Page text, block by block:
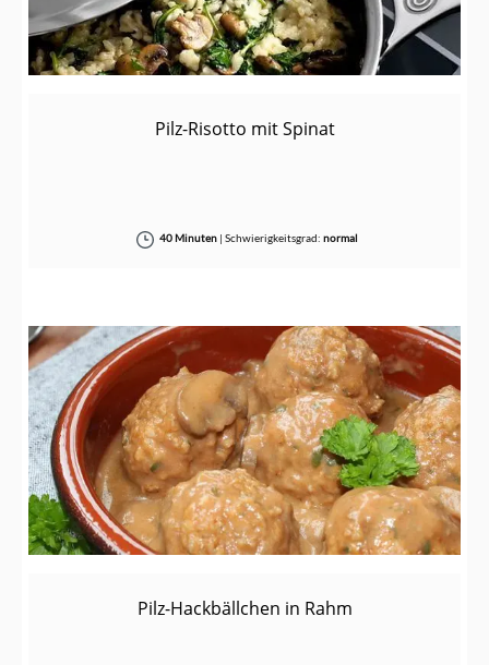
Pilz-Risotto mit Spinat
40 Minuten| Schwierigkeitsgrad: normal
Pilz-Hackbällchen in Rahm